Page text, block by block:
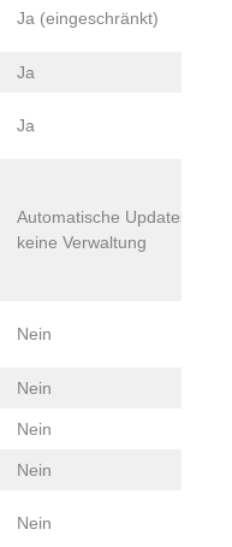
Ja (eingeschränkt)
Ja
Ja
Automatische Updates,
keine Verwaltung
Nein
Nein
Nein
Nein
Nein